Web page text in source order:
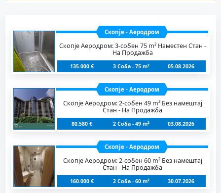
Скопје - Аеродром
Скопје Аеродром: 3-собен 75 m² Наместен Стан -
На Продажба
135.000 € 3 Соба - 75 m² 05.08.2026
Скопје - Аеродром
Скопје Аеродром: 2-собен 49 m² Без намештај
Стан - На Продажба
80.580 € 2 Соба - 49 m² 03.08.2026
Скопје - Аеродром
Скопје Аеродром: 2-собен 60 m² Без намештај
Стан - На Продажба
160.000 € 2 Соба - 60 m² 30.07.2026